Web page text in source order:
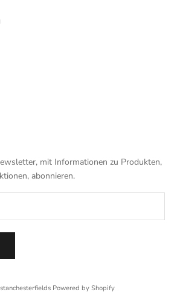
mit Informationen zu Produkten,
abonnieren.
Powered by Shopify